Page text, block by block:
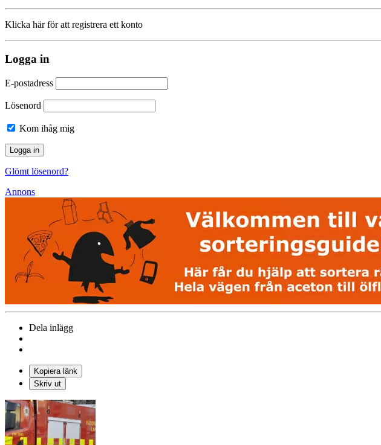
Klicka här för att registrera ett konto
Logga in
E-postadress
Lösenord
Kom ihåg mig
Glömt lösenord?
Annons
Dela inlägg
Kopiera länk
Skriv ut